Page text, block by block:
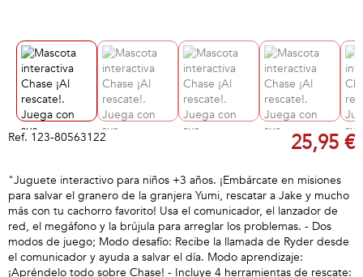
Ref. 123-80563122 25,95 €
"Juguete interactivo para niños +3 años. ¡Embárcate en misiones
para salvar el granero de la granjera Yumi, rescatar a Jake y mucho
más con tu cachorro favorito! Usa el comunicador, el lanzador de
red, el megáfono y la brújula para arreglar los problemas. - Dos
modos de juego; Modo desafío: Recibe la llamada de Ryder desde
el comunicador y ayuda a salvar el día. Modo aprendizaje:
¡Apréndelo todo sobre Chase! - Incluye 4 herramientas de rescate: